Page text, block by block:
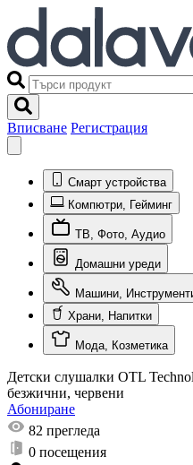
Вписване Регистрация
Смарт устройства
Компютри, Гейминг
ТВ, Фото, Аудио
Домашни уреди
Машини,
Храни, Напитки
Мода, Козметика
Детски слушалки OTL
безжични, червени
Абониране
82 прегледа
0 посещения